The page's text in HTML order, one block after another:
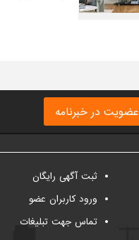
عضویت در خبرنامه
ثبت آگهی رایگان
ورود کاربران عضو
تماس جهت تبلیغات